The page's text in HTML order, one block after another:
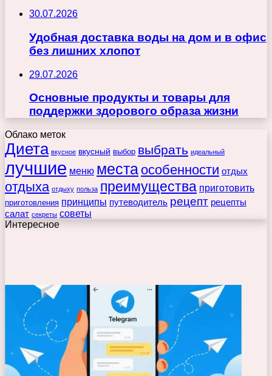
30.07.2026
Удобная доставка воды на дом и в офис
без лишних хлопот
29.07.2026
Основные продукты и товары для
поддержки здорового образа жизни
Облако меток
Диета вкусное вкусный выбор выбрать идеальный
лучшие меню места особенности отдых
отдыха отдыху польза преимущества приготовить
приготовления принципы путеводитель рецепт рецепты
салат секреты советы
Интересное